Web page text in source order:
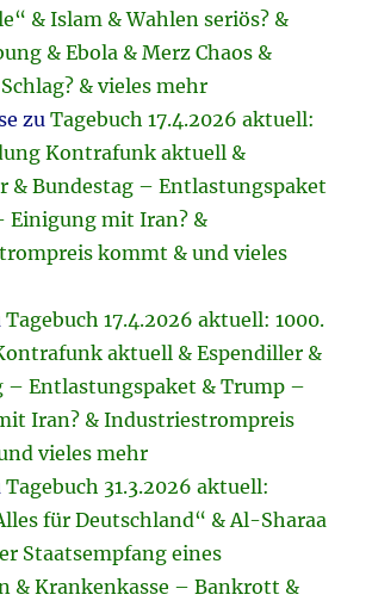
& Islam & Wahlen seriös? &
& Ebola & Merz Chaos &
& vieles mehr
zuTagebuch 17.4.2026 aktuell:
Kontrafunk aktuell &
& Bundestag – Entlastungspaket
Einigung mit Iran? &
kommt & und vieles
Tagebuch 17.4.2026 aktuell: 1000.
aktuell & Espendiller &
– Entlastungspaket & Trump –
Iran? & Industriestrompreis
vieles mehr
Tagebuch 31.3.2026 aktuell:
für Deutschland“ & Al-Sharaa
Staatsempfang eines
& Krankenkasse – Bankrott &